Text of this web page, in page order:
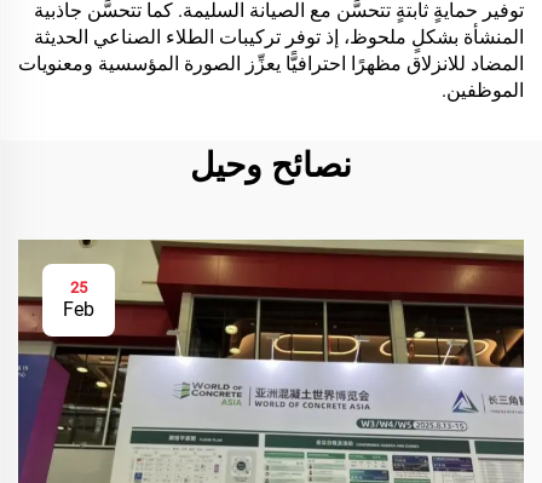
توفير حمايةٍ ثابتةٍ تتحسَّن مع الصيانة السليمة. كما تتحسَّن جاذبية
المنشأة بشكلٍ ملحوظ، إذ توفر تركيبات الطلاء الصناعي الحديثة
المضاد للانزلاق مظهرًا احترافيًّا يعزِّز الصورة المؤسسية ومعنويات
الموظفين.
نصائح وحيل
25
Feb